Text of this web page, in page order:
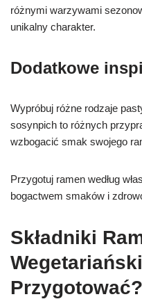
różnymi warzywami
unikalny charakter.
Dodatkowe
Wypróbuj różne rodzaje
sosynpich to różnych
wzbogacić smak swojego
Przygotuj ramen według
bogactwem smaków i
Składniki
Przygotować?